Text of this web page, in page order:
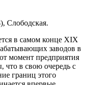
Слободская.
в самом конце XIX
заводов в
момент предприятия
что в свою очередь с
границ этого